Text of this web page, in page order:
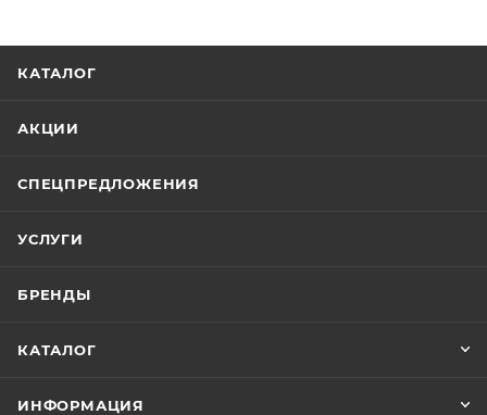
КАТАЛОГ
АКЦИИ
СПЕЦПРЕДЛОЖЕНИЯ
УСЛУГИ
БРЕНДЫ
КАТАЛОГ
ИНФОРМАЦИЯ